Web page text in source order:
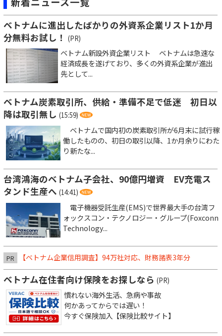
ベトナムに進出したばかりの外資系企業リスト1か月
分無料お試し！
(PR)
ベトナム新設外資企業リスト ベトナムは急速な
経済成長を遂げており、多くの外資系企業が進出
先として...
ベトナム炭素取引所、供給・準備不足で低迷 初日以
降は取引無し (15:59)
ベトナムで国内初の炭素取引所が6月末に試行稼
働したものの、初日の取引以降、1か月余りにわた
り新たな...
台湾鴻海のベトナム子会社、90億円増資 EV充電ス
タンド生産へ (14:41)
電子機器受託生産(EMS)で世界最大手の台湾フ
ォックスコン・テクノロジー・グループ(Foxconn
Technology...
PR 【ベトナム企業信用調査】94万社対応、財務諸表3年分
ベトナム在住者向け保険をお探しなら (PR)
慣れない海外生活、急病や事故
何かあってからでは遅い！
今すぐ保険加入【保険比較サイト】